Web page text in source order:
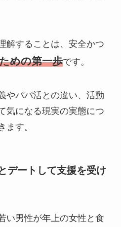
解することは、安全かつ
めの第一歩です。
やパパ活との違い、活動
気になる現実の実態につ
ます。
デートして支援を受け
い男性が年上の女性と食